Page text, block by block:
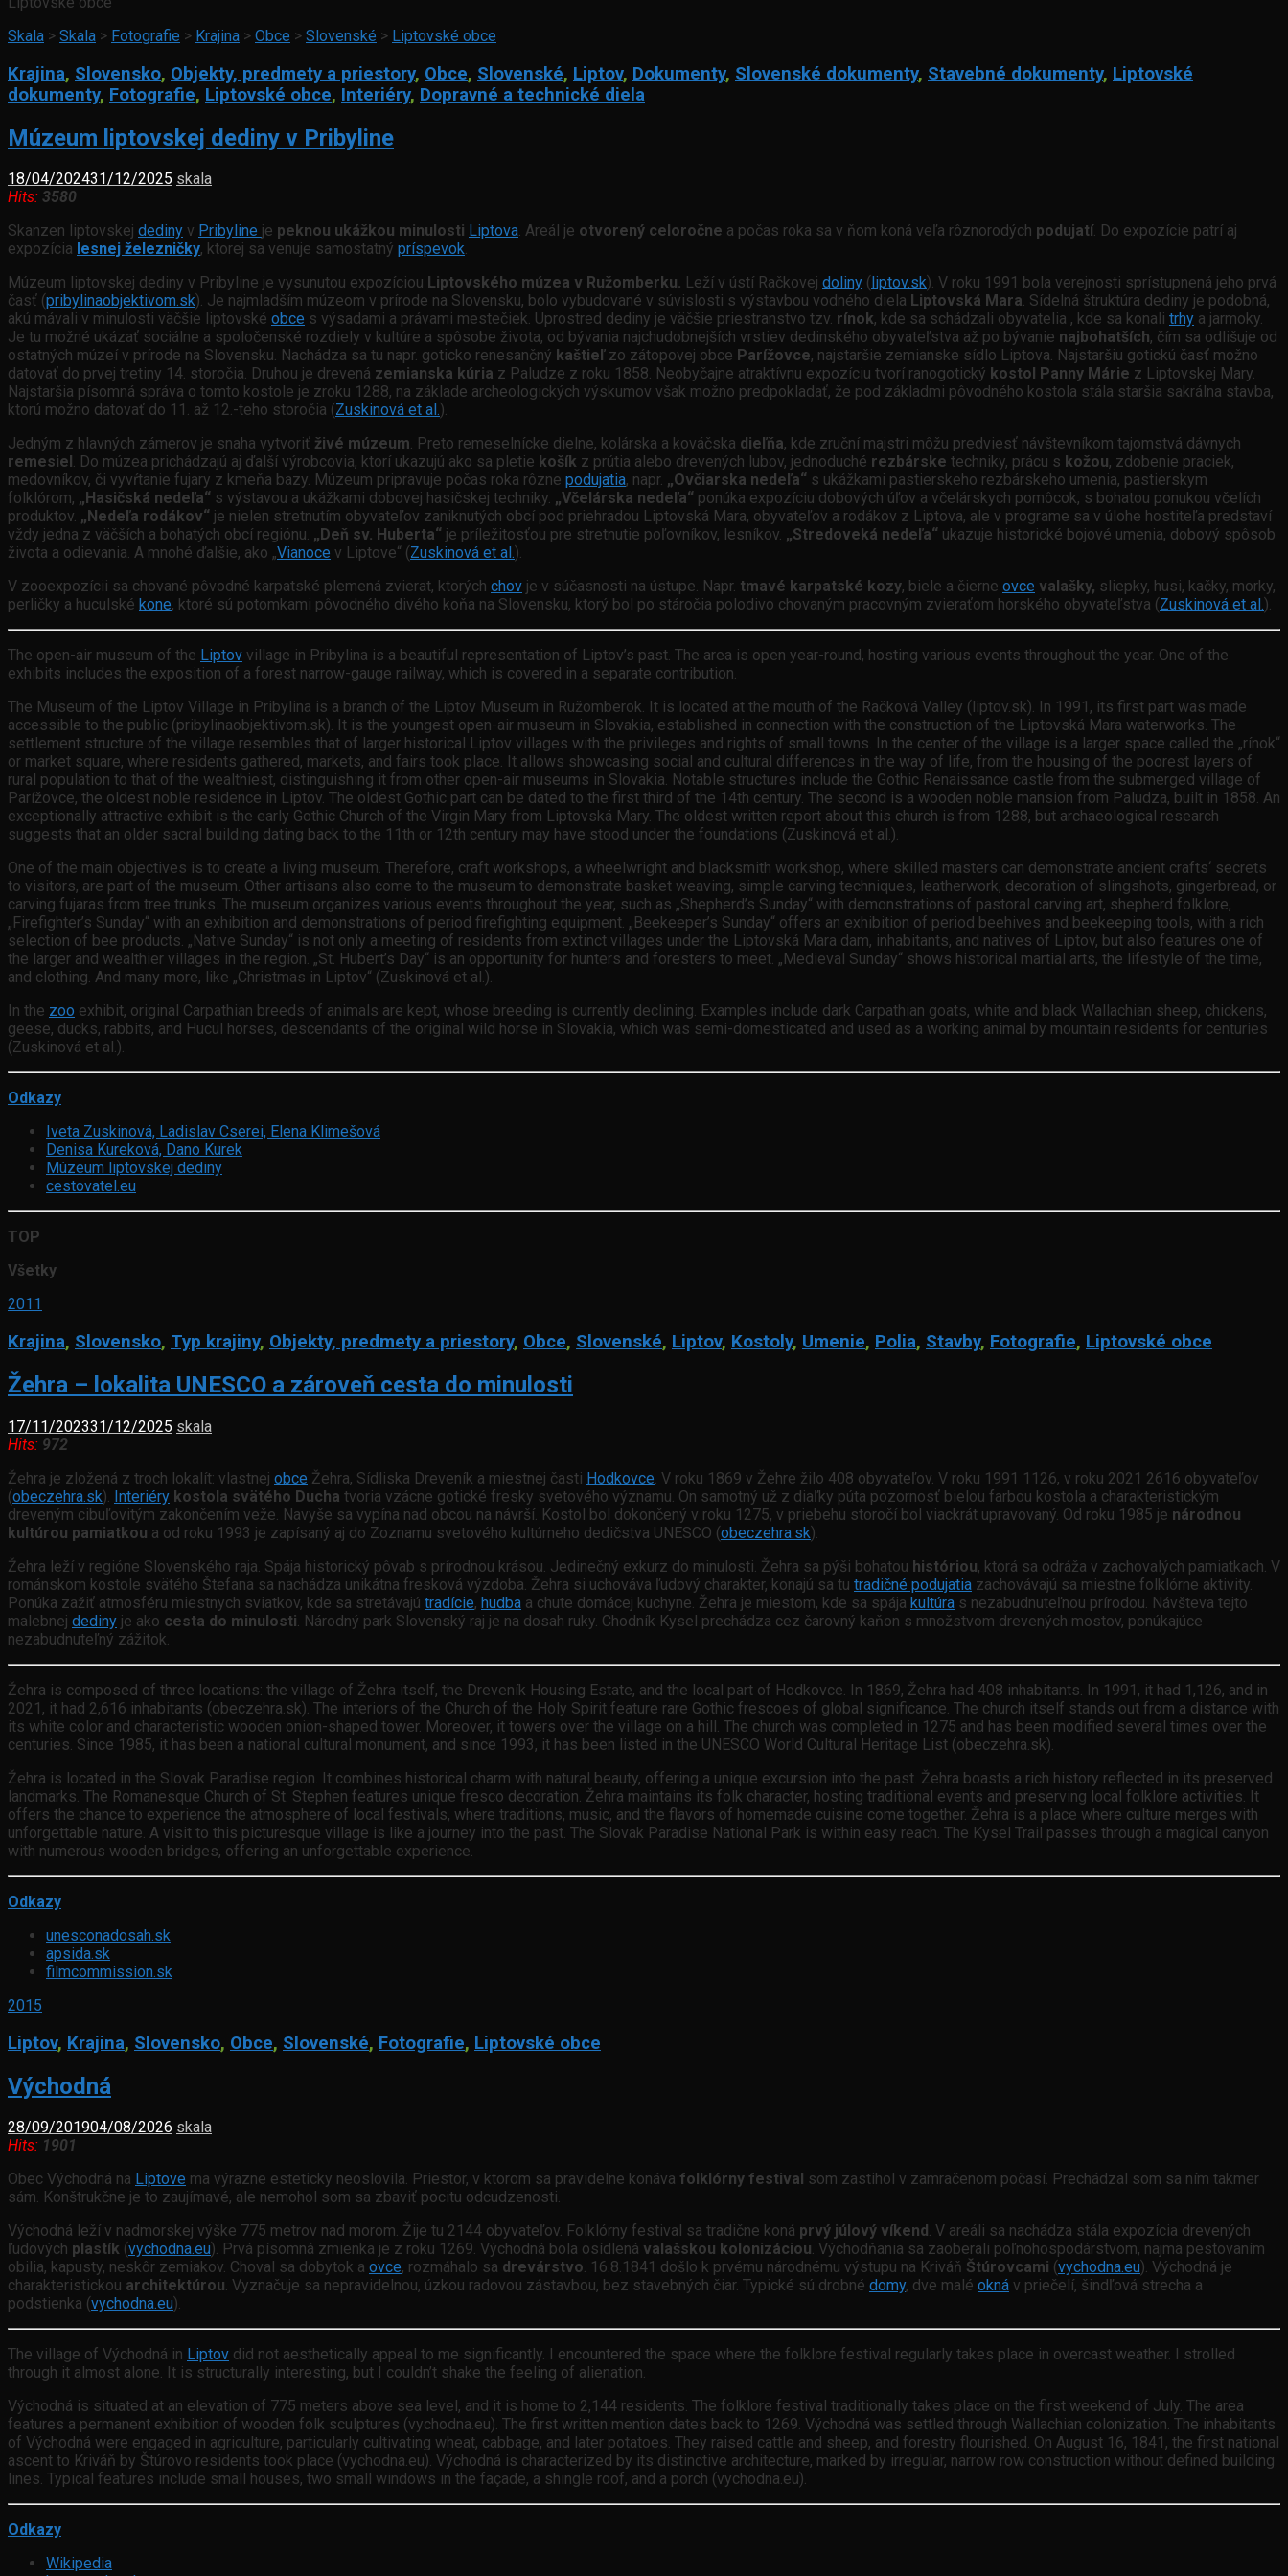
Skala > Skala > Fotografie > Krajina > Obce > Slovenské > Liptovské obce
Krajina, Slovensko, Objekty, predmety a priestory, Obce, Slovenské, Liptov, Dokumenty, Slovenské dokumenty, Stavebné dokumenty, Liptovské
dokumenty, Fotografie, Liptovské obce, Interiéry, Dopravné a technické diela
Múzeum liptovskej dediny v Pribyline
18/04/202431/12/2025 skala
Hits: 3580
Skanzen liptovskej dediny v Pribyline je peknou ukážkou minulosti Liptova. Areál je otvorený celoročne a počas roka sa v ňom koná veľa rôznorodých podujatí. Do expozície patrí aj
expozícia lesnej železničky, ktorej sa venuje samostatný príspevok.
Múzeum liptovskej dediny v Pribyline je vysunutou expozíciou Liptovského múzea v Ružomberku. Leží v ústí Račkovej doliny ( liptov.sk). V roku 1991 bola verejnosti sprístupnená jeho prvá
časť (pribylinaobjektivom.sk). Je najmladším múzeom v prírode na Slovensku, bolo vybudované v súvislosti s výstavbou vodného diela Liptovská Mara. Sídelná štruktúra dediny je podobná,
akú mávali v minulosti väčšie liptovské obce s výsadami a právami mestečiek. Uprostred dediny je väčšie priestranstvo tzv. rínok, kde sa schádzali obyvatelia , kde sa konali trhy a jarmoky.
Je tu možné ukázať sociálne a spoločenské rozdiely v kultúre a spôsobe života, od bývania najchudobnejších vrstiev dedinského obyvateľstva až po bývanie najbohatších, čím sa odlišuje od
ostatných múzeí v prírode na Slovensku. Nachádza sa tu napr. goticko renesančný kaštieľzo zátopovej obce Parížovce, najstaršie zemianske sídlo Liptova. Najstaršiu gotickú časť možno
datovať do prvej tretiny 14. storočia. Druhou je drevená zemianska kúria z Paludze z roku 1858. Neobyčajne atraktívnu expozíciu tvorí ranogotický kostol Panny Márie z Liptovskej Mary.
Najstaršia písomná správa o tomto kostole je zroku 1288, na základe archeologických výskumov však možno predpokladať, že pod základmi pôvodného kostola stála staršia sakrálna stavba,
ktorú možno datovať do 11. až 12.-teho storočia (Zuskinová et al.).
Jedným z hlavných zámerov je snaha vytvoriť živé múzeum. Preto remeselnícke dielne, kolárska a kováčska dieľňa, kde zruční majstri môžu predviesť návštevníkom tajomstvá dávnych
remesiel . Do múzea prichádzajú aj ďalší výrobcovia, ktorí ukazujú ako sa pletie košík z prútia alebo drevených lubov, jednoduché rezbárske techniky, prácu s kožou, zdobenie praciek,
medovníkov, či vyvŕtanie fujary z kmeňa bazy. Múzeum pripravuje počas roka rôzne podujatia, napr. „Ovčiarska nedeľa“ s ukážkami pastierskeho rezbárskeho umenia, pastierskym
folklórom, „Hasičská nedeľa“ s výstavou a ukážkami dobovej hasičskej techniky. „Včelárska nedeľa“ ponúka expozíciu dobových úľov a včelárskych pomôcok, s bohatou ponukou včelích
produktov. „Nedeľa rodákov“ je nielen stretnutím obyvateľov zaniknutých obcí pod priehradou Liptovská Mara, obyvateľov a rodákov z Liptova, ale v programe sa v úlohe hostiteľa predstaví
vždy jedna z väčších a bohatých obcí regiónu. „Deň sv. Huberta“ je príležitosťou pre stretnutie poľovníkov, lesníkov. „Stredoveká nedeľa“ ukazuje historické bojové umenia, dobový spôsob
života a odievania. A mnohé ďalšie, ako „Vianoce v Liptove“ (Zuskinová et al.).
V zooexpozícii sa chované pôvodné karpatské plemená zvierat, ktorých chov je v súčasnosti na ústupe. Napr. tmavé karpatské kozy, biele a čierne ovce valašky, sliepky, husi, kačky, morky,
perličky a huculské kone, ktoré sú potomkami pôvodného divého koňa na Slovensku, ktorý bol po stáročia polodivo chovaným pracovným zvieraťom horského obyvateľstva (Zuskinová et al.).
The open-air museum of the Liptov village in Pribylina is a beautiful representation of Liptov’s past. The area is open year-round, hosting various events throughout the year. One of the
exhibits includes the exposition of a forest narrow-gauge railway, which is covered in a separate contribution.
The Museum of the Liptov Village in Pribylina is a branch of the Liptov Museum in Ružomberok. It is located at the mouth of the Račková Valley (liptov.sk). In 1991, its first part was made
accessible to the public (pribylinaobjektivom.sk). It is the youngest open-air museum in Slovakia, established in connection with the construction of the Liptovská Mara waterworks. The
settlement structure of the village resembles that of larger historical Liptov villages with the privileges and rights of small towns. In the center of the village is a larger space called the „rínok“
or market square, where residents gathered, markets, and fairs took place. It allows showcasing social and cultural differences in the way of life, from the housing of the poorest layers of
rural population to that of the wealthiest, distinguishing it from other open-air museums in Slovakia. Notable structures include the Gothic Renaissance castle from the submerged village of
Parížovce, the oldest noble residence in Liptov. The oldest Gothic part can be dated to the first third of the 14th century. The second is a wooden noble mansion from Paludza, built in 1858. An
exceptionally attractive exhibit is the early Gothic Church of the Virgin Mary from Liptovská Mary. The oldest written report about this church is from 1288, but archaeological research
suggests that an older sacral building dating back to the 11th or 12th century may have stood under the foundations (Zuskinová et al.).
One of the main objectives is to create a living museum. Therefore, craft workshops, a wheelwright and blacksmith workshop, where skilled masters can demonstrate ancient crafts‘ secrets
to visitors, are part of the museum. Other artisans also come to the museum to demonstrate basket weaving, simple carving techniques, leatherwork, decoration of slingshots, gingerbread, or
carving fujaras from tree trunks. The museum organizes various events throughout the year, such as „Shepherd’s Sunday“ with demonstrations of pastoral carving art, shepherd folklore,
„Firefighter’s Sunday“ with an exhibition and demonstrations of period firefighting equipment. „Beekeeper’s Sunday“ offers an exhibition of period beehives and beekeeping tools, with a rich
selection of bee products. „Native Sunday“ is not only a meeting of residents from extinct villages under the Liptovská Mara dam, inhabitants, and natives of Liptov, but also features one of
the larger and wealthier villages in the region. „St. Hubert’s Day“ is an opportunity for hunters and foresters to meet. „Medieval Sunday“ shows historical martial arts, the lifestyle of the time,
and clothing. And many more, like „Christmas in Liptov“ (Zuskinová et al.).
In the zoo exhibit, original Carpathian breeds of animals are kept, whose breeding is currently declining. Examples include dark Carpathian goats, white and black Wallachian sheep, chickens,
geese, ducks, rabbits, and Hucul horses, descendants of the original wild horse in Slovakia, which was semi-domesticated and used as a working animal by mountain residents for centuries
(Zuskinová et al.).
Odkazy
Iveta Zuskinová, Ladislav Cserei, Elena Klimešová
Denisa Kureková, Dano Kurek
Múzeum liptovskej dediny
cestovatel.eu
TOP
Všetky
2011
Krajina, Slovensko, Typ krajiny, Objekty, predmety a priestory, Obce, Slovenské, Liptov, Kostoly, Umenie, Polia, Stavby, Fotografie, Liptovské obce
Žehra – lokalita UNESCO a zároveň cesta do minulosti
17/11/202331/12/2025 skala
Hits: 972
Žehra je zložená z troch lokalít: vlastnej obce Žehra, Sídliska Dreveník a miestnej časti Hodkovce. V roku 1869 v Žehre žilo 408 obyvateľov. V roku 1991 1126, v roku 2021 2616 obyvateľov
(obeczehra.sk). Interiéry kostola svätého Ducha tvoria vzácne gotické fresky svetového významu. On samotný už z diaľky púta pozornosť bielou farbou kostola a charakteristickým
dreveným cibuľovitým zakončením veže. Navyše sa vypína nad obcou na návrší. Kostol bol dokončený v roku 1275, v priebehu storočí bol viackrát upravovaný. Od roku 1985 je národnou
kultúrou pamiatkou a od roku 1993 je zapísaný aj do Zoznamu svetového kultúrneho dedičstva UNESCO (obeczehra.sk).
Žehra leží v regióne Slovenského raja. Spája historický pôvab s prírodnou krásou. Jedinečný exkurz do minulosti. Žehra sa pýši bohatou históriou, ktorá sa odráža v zachovalých pamiatkach. V
románskom kostole svätého Štefana sa nachádza unikátna fresková výzdoba. Žehra si uchováva ľudový charakter, konajú sa tu tradičné podujatia zachovávajú sa miestne folklórne aktivity.
Ponúka zažiť atmosféru miestnych sviatkov, kde sa stretávajú tradície, hudba a chute domácej kuchyne. Žehra je miestom, kde sa spája kultúra s nezabudnuteľnou prírodou. Návšteva tejto
malebnej dediny je ako cesta do minulosti. Národný park Slovenský raj je na dosah ruky. Chodník Kysel prechádza cez čarovný kaňon s množstvom drevených mostov, ponúkajúce
nezabudnuteľný zážitok.
Žehra is composed of three locations: the village of Žehra itself, the Dreveník Housing Estate, and the local part of Hodkovce. In 1869, Žehra had 408 inhabitants. In 1991, it had 1,126, and in
2021, it had 2,616 inhabitants (obeczehra.sk). The interiors of the Church of the Holy Spirit feature rare Gothic frescoes of global significance. The church itself stands out from a distance with
its white color and characteristic wooden onion-shaped tower. Moreover, it towers over the village on a hill. The church was completed in 1275 and has been modified several times over the
centuries. Since 1985, it has been a national cultural monument, and since 1993, it has been listed in the UNESCO World Cultural Heritage List (obeczehra.sk).
Žehra is located in the Slovak Paradise region. It combines historical charm with natural beauty, offering a unique excursion into the past. Žehra boasts a rich history reflected in its preserved
landmarks. The Romanesque Church of St. Stephen features unique fresco decoration. Žehra maintains its folk character, hosting traditional events and preserving local folklore activities. It
offers the chance to experience the atmosphere of local festivals, where traditions, music, and the flavors of homemade cuisine come together. Žehra is a place where culture merges with
unforgettable nature. A visit to this picturesque village is like a journey into the past. The Slovak Paradise National Park is within easy reach. The Kysel Trail passes through a magical canyon
with numerous wooden bridges, offering an unforgettable experience.
Odkazy
unesconadosah.sk
apsida.sk
filmcommission.sk
2015
Liptov, Krajina, Slovensko, Obce, Slovenské, Fotografie, Liptovské obce
Východná
28/09/201904/08/2026 skala
Hits: 1901
Obec Východná na Liptove ma výrazne esteticky neoslovila. Priestor, v ktorom sa pravidelne konáva folklórny festival som zastihol v zamračenom počasí. Prechádzal som sa ním takmer
sám. Konštrukčne je to zaujímavé, ale nemohol som sa zbaviť pocitu odcudzenosti.
Východná leží v nadmorskej výške 775 metrov nad morom. Žije tu 2144 obyvateľov. Folklórny festival sa tradične koná prvý júlový víkend . V areáli sa nachádza stála expozícia drevených
ľudových plastík (vychodna.eu). Prvá písomná zmienka je z roku 1269. Východná bola osídlená valašskou kolonizáciou. Východňania sa zaoberali poľnohospodárstvom, najmä pestovaním
obilia, kapusty, neskôr zemiakov. Choval sa dobytok a ovce, rozmáhalo sa drevárstvo. 16.8.1841 došlo k prvému národnému výstupu na Kriváň Štúrovcami (vychodna.eu). Východná je
charakteristickou architektúrou. Vyznačuje sa nepravidelnou, úzkou radovou zástavbou, bez stavebných čiar. Typické sú drobné domy, dve malé okná v priečelí, šindľová strecha a
podstienka (vychodna.eu).
The village of Východná in Liptov did not aesthetically appeal to me significantly. I encountered the space where the folklore festival regularly takes place in overcast weather. I strolled
through it almost alone. It is structurally interesting, but I couldn’t shake the feeling of alienation.
Východná is situated at an elevation of 775 meters above sea level, and it is home to 2,144 residents. The folklore festival traditionally takes place on the first weekend of July. The area
features a permanent exhibition of wooden folk sculptures (vychodna.eu). The first written mention dates back to 1269. Východná was settled through Wallachian colonization. The inhabitants
of Východná were engaged in agriculture, particularly cultivating wheat, cabbage, and later potatoes. They raised cattle and sheep, and forestry flourished. On August 16, 1841, the first national
ascent to Kriváň by Štúrovo residents took place (vychodna.eu). Východná is characterized by its distinctive architecture, marked by irregular, narrow row construction without defined building
lines. Typical features include small houses, two small windows in the façade, a shingle roof, and a porch (vychodna.eu).
Odkazy
Wikipedia